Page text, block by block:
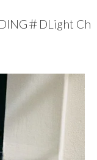
＃DLight Ch